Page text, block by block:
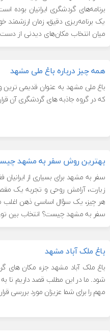
برنامه‌های گردشگری ایرانیان بوده
یک برنامه‌ریزی دقیق، زمان ارزشمند
میان انتخاب مکان‌های دیدنی از
همه چیز درباره باغ ملی مشهد
باغ ملی مشهد به عنوان قدیمی
که در گروه جاذبه های گردشگری آن
بهترین روش سفر به مشهد
سفر به مشهد برای بسیاری از
زیارت، آرامش روحی و تجربه یک
هر چیز، یک سؤال اساسی ذهن اغلب
سفر به مشهد چیست؟ انتخاب بین
باغ ملک آباد مشهد
باغ ملک آباد مشهد جزء مکان
‌شود. ما در این مطلب قصد داریم تا
مهم را برای شما عزیزان مورد بررسی